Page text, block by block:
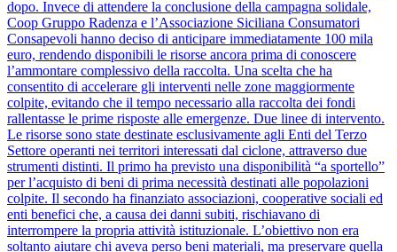
dopo. Invece di attendere la conclusione della campagna solidale,
Coop Gruppo Radenza e l’Associazione Siciliana Consumatori
Consapevoli hanno deciso di anticipare immediatamente 100 mila
euro, rendendo disponibili le risorse ancora prima di conoscere
l’ammontare complessivo della raccolta. Una scelta che ha
consentito di accelerare gli interventi nelle zone maggiormente
colpite, evitando che il tempo necessario alla raccolta dei fondi
rallentasse le prime risposte alle emergenze. Due linee di intervento.
Le risorse sono state destinate esclusivamente agli Enti del Terzo
Settore operanti nei territori interessati dal ciclone, attraverso due
strumenti distinti. Il primo ha previsto una disponibilità “a sportello”
per l’acquisto di beni di prima necessità destinati alle popolazioni
colpite. Il secondo ha finanziato associazioni, cooperative sociali ed
enti benefici che, a causa dei danni subiti, rischiavano di
interrompere la propria attività istituzionale. L’obiettivo non era
soltanto aiutare chi aveva perso beni materiali, ma preservare quella